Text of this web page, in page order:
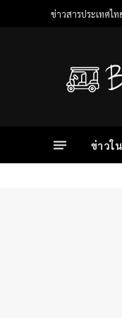
ข่าวสารประเทศไ
ข่าวใ